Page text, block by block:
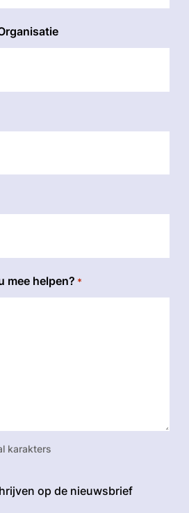
mee helpen? *
karakters
op de nieuwsbrief